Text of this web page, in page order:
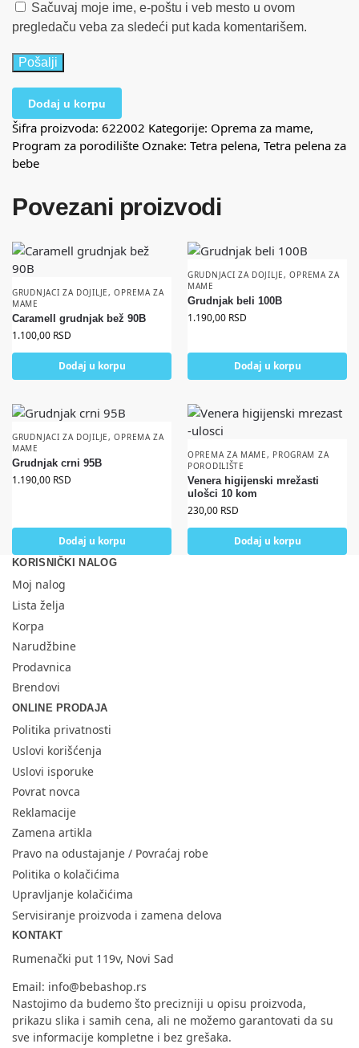
Sačuvaj moje ime, e-poštu i veb mesto u ovom
pregledaču veba za sledeći put kada komentarišem.
Dodaj u korpu
Šifra proizvoda: 622002 Kategorije: Oprema za mame,
Program za porodilište Oznake: Tetra pelena, Tetra pelena za
bebe
Povezani proizvodi
GRUDNJACI ZA DOJILJE,OPREMA ZA
MAME
Caramell grudnjak bež 90B
1.100,00 RSD
Dodaj u korpu
GRUDNJACI ZA DOJILJE,OPREMA ZA
MAME
Grudnjak beli 100B
1.190,00 RSD
Dodaj u korpu
GRUDNJACI ZA DOJILJE,OPREMA ZA
MAME
Grudnjak crni 95B
1.190,00 RSD
Dodaj u korpu
OPREMA ZA MAME, PROGRAM ZA
PORODILIŠTE
Venera higijenski mrežasti
ulošci 10 kom
230,00 RSD
Dodaj u korpu
KORISNIČKI NALOG
Moj nalog
Lista želja
Korpa
Narudžbine
Prodavnica
Brendovi
ONLINE PRODAJA
Politika privatnosti
Uslovi korišćenja
Uslovi isporuke
Povrat novca
Reklamacije
Zamena artikla
Pravo na odustajanje / Povraćaj robe
Politika o kolačićima
Upravljanje kolačićima
Servisiranje proizvoda i zamena delova
KONTAKT
Rumenački put 119v, Novi Sad
Email: info@bebashop.rs
Nastojimo da budemo što precizniji u opisu proizvoda,
prikazu slika i samih cena, ali ne možemo garantovati da su
sve informacije kompletne i bez grešaka.